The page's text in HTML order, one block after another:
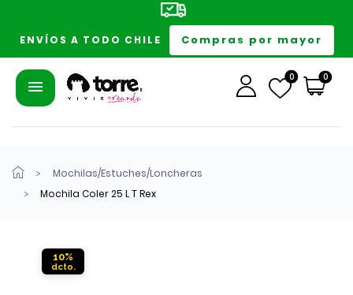
ENVÍOS A TODO CHILE Compras por mayor
0 0
Mochilas/Estuches/Loncheras
Mochila Coler 25 L T Rex
10%